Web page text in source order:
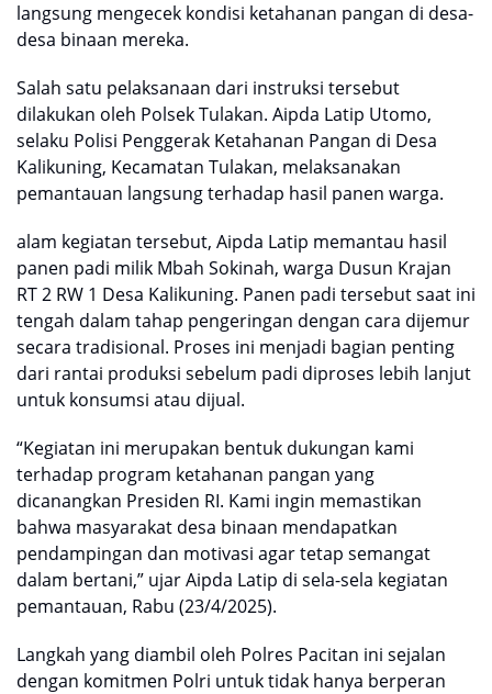
langsung mengecek kondisi ketahanan pangan di desa-
desa binaan mereka.
Salah satu pelaksanaan dari instruksi tersebut
dilakukan oleh Polsek Tulakan. Aipda Latip Utomo,
selaku Polisi Penggerak Ketahanan Pangan di Desa
Kalikuning, Kecamatan Tulakan, melaksanakan
pemantauan langsung terhadap hasil panen warga.
alam kegiatan tersebut, Aipda Latip memantau hasil
panen padi milik Mbah Sokinah, warga Dusun Krajan
RT 2 RW 1 Desa Kalikuning. Panen padi tersebut saat ini
tengah dalam tahap pengeringan dengan cara dijemur
secara tradisional. Proses ini menjadi bagian penting
dari rantai produksi sebelum padi diproses lebih lanjut
untuk konsumsi atau dijual.
“Kegiatan ini merupakan bentuk dukungan kami
terhadap program ketahanan pangan yang
dicanangkan Presiden RI. Kami ingin memastikan
bahwa masyarakat desa binaan mendapatkan
pendampingan dan motivasi agar tetap semangat
dalam bertani,” ujar Aipda Latip di sela-sela kegiatan
pemantauan, Rabu (23/4/2025).
Langkah yang diambil oleh Polres Pacitan ini sejalan
dengan komitmen Polri untuk tidak hanya berperan